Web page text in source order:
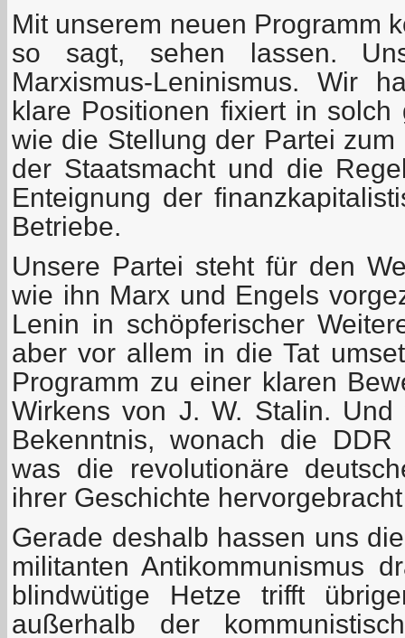
Mit unserem neuen Programm
so sagt, sehen lassen.
Marxismus-Leninismus. Wir
klare Positionen fixiert in solch
wie die Stellung der Partei
der Staatsmacht und die
Enteignung der
Betriebe.
Unsere Partei steht für den
wie ihn Marx und Engels
Lenin in schöpferischer
aber vor allem in die Tat
Programm zu einer klaren
Wirkens von J. W. Stalin.
Bekenntnis, wonach die
was die revolutionäre
ihrer Geschichte
Gerade deshalb hassen uns
militanten Antikommunismus
blindwütige Hetze trifft
außerhalb der